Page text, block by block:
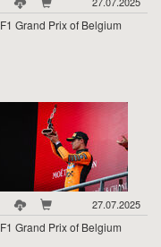
F1 Grand Prix of Belgium
27.07.2025
F1 Grand Prix of Belgium